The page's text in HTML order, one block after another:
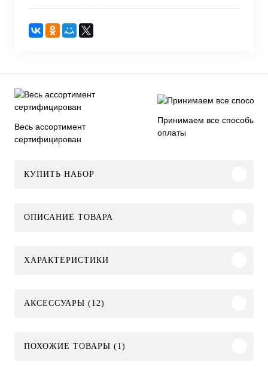
Весь ассортимент
сертифицирован
Принимаем все способы
оплаты
КУПИТЬ НАБОР
ОПИСАНИЕ ТОВАРА
ХАРАКТЕРИСТИКИ
АКСЕССУАРЫ (12)
ПОХОЖИЕ ТОВАРЫ (1)